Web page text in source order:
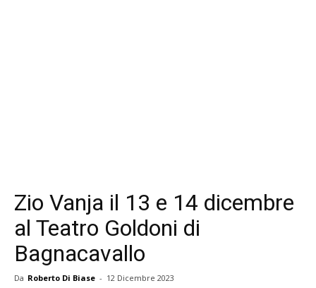
Zio Vanja il 13 e 14 dicembre
al Teatro Goldoni di
Bagnacavallo
Da Roberto Di Biase - 12 Dicembre 2023